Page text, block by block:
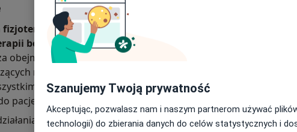
fizjoterapeutąz wieloletnią pasją do sportu,
bólu
- od stanów ostrych po przewlekłe dolegliwości
obejmuje zarówno
różny tryb życia. Moim celem jest nie tylko leczenie
dotarcie do źródła problemu poprzez
pacjenta.
Szanujemy Twoją prywatność
Akceptując, pozwalasz nam i naszym partnerom używać
technologii) do zbierania danych do celów statystycznych i